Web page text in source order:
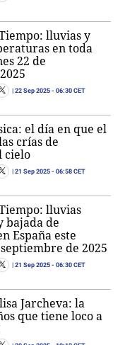
lluvias y
en toda
22 de
22 Sep 2025 - 06:30 CET
el día en que el
crías de
cielo
21 Sep 2025 - 06:58 CET
lluvias
bajada de
España este
de 2025
21 Sep 2025 - 06:30 CET
Jarcheva: la
que tiene loco a